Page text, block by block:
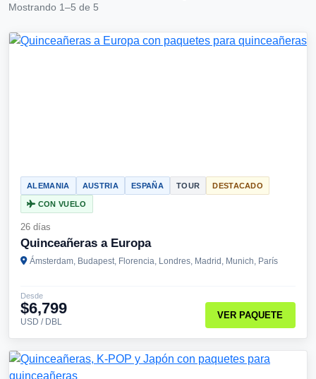
Mostrando 1–5 de 5
ALEMANIA AUSTRIA ESPAÑA TOUR DESTACADO
CON VUELO
26 días
Quinceañeras a Europa
Ámsterdam, Budapest, Florencia, Londres, Madrid, Munich, París
Desde
$6,799
USD / DBL
VER PAQUETE